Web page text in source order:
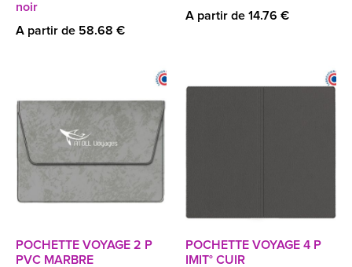
noir
A partir de 58.68 €
A partir de 14.76 €
POCHETTE VOYAGE 2 P
PVC MARBRE
POCHETTE VOYAGE 4 P
IMIT° CUIR